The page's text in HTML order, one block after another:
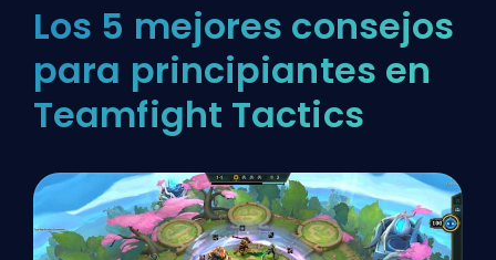
Los 5 mejores consejos
para principiantes en
Teamfight Tactics